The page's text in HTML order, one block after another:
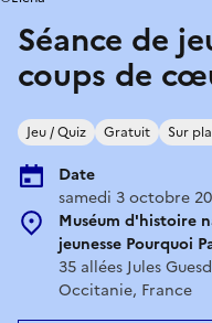
Séance de
coups de
Jeu / Quiz Gratuit Sur
Date
samedi 3 octobre
Muséum d'histoire
jeunesse Pourquoi
35 allées Jules
Occitanie, France